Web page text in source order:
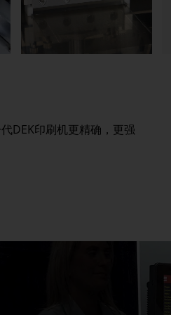
DEK印刷机更精确，更强